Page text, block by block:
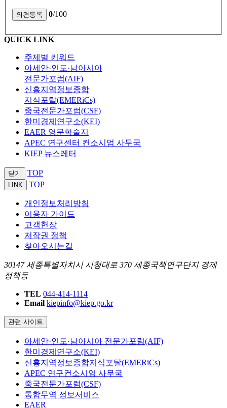
0/100
QUICK LINK
주제별 키워드
아세안·인도·남아시아
전문가포럼(AIF)
신흥지역정보종합
지식포탈(EMERiCs)
중국전문가포럼(CSF)
한미경제연구소(KEI)
EAER 영문학술지
APEC 연구센터 컨소시엄 사무국
KIEP 뉴스레터
닫기 TOP
LINK TOP
개인정보처리방침
이용자 가이드
고객헌장
저작권 정책
찾아오시는길
30147 세종특별자치시 시청대로 370 세종국책연구단지 경제
정책동
TEL 044-414-1114
Email kiepinfo@kiep.go.kr
관련 사이트
아세안·인도·남아시아 전문가포럼(AIF)
한미경제연구소(KEI)
신흥지역정보종합지식포탈(EMERiCs)
APEC 연구컨소시엄 사무국
중국전문가포럼(CSF)
통합무역 정보서비스
EAER